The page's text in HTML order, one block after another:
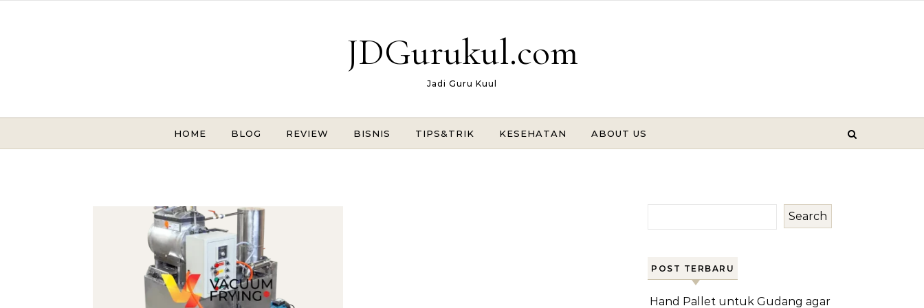
JDGurukul.com
Jadi Guru Kuul
HOME BLOG REVIEW BISNIS TIPS&TRIK KESEHATAN ABOUT US
Search
POST TERBARU
Hand Pallet untuk Gudang agar